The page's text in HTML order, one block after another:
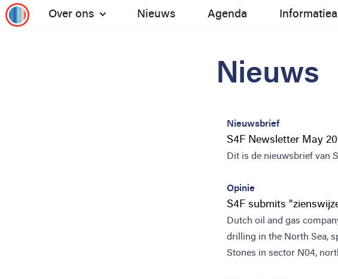
Over ons
Toon het submenu: Over ons
Nieuws Agenda
Nieuws
Nieuwsbrief
S4F Newsletter May
Dit is de nieuwsbrief van
Opinie
S4F submits
Dutch oil and gas
drilling in the North Sea,
Stones in sector N04,